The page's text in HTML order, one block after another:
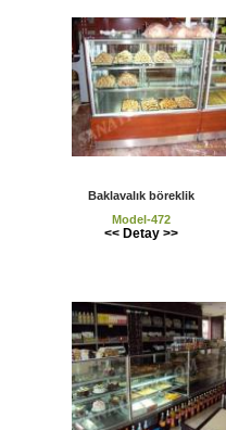
Baklavalık böreklik
Model-472
<< Detay >>